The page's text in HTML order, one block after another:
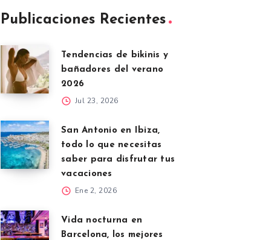
Publicaciones Recientes
Tendencias de bikinis y
bañadores del verano
2026
Jul 23, 2026
San Antonio en Ibiza,
todo lo que necesitas
saber para disfrutar tus
vacaciones
Ene 2, 2026
Vida nocturna en
Barcelona, los mejores